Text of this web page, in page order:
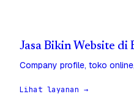
Jasa Bikin Website di
Company profile, toko
Lihat layanan →